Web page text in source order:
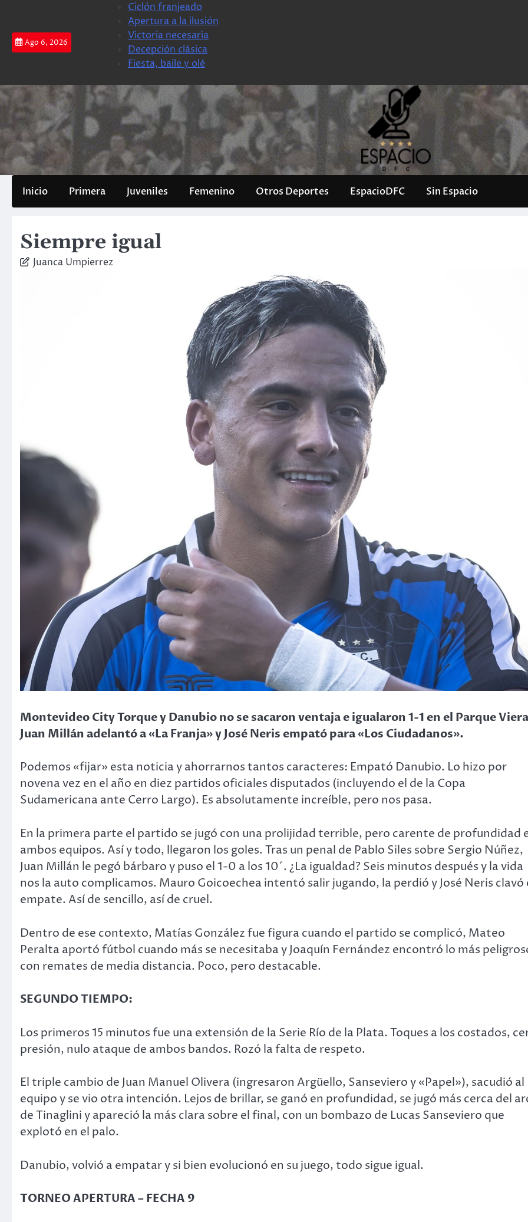
contenido
Ago 6, 2026
Ciclón franjeado
Apertura a la ilusión
Victoria necesaria
Decepción clásica
Fiesta, baile y olé
Inicio Primera Juveniles Femenino Otros Deportes EspacioDFC Sin Espacio
Siempre igual
Juanca Umpierrez
Montevideo City Torque y Danubio no se sacaron ventaja e igualaron 1-1 en el Parque
Juan Millán adelantó a «La Franja» y José Neris empató para «Los Ciudadanos».
Podemos «fijar» esta noticia y ahorrarnos tantos caracteres: Empató Danubio. Lo hizo por
novena vez en el año en diez partidos oficiales disputados (incluyendo el de la Copa
Sudamericana ante Cerro Largo). Es absolutamente increíble, pero nos pasa.
En la primera parte el partido se jugó con una prolijidad terrible, pero carente de profundidad
ambos equipos. Así y todo, llegaron los goles. Tras un penal de Pablo Siles sobre Sergio Núñez,
Juan Millán le pegó bárbaro y puso el 1-0 a los 10´. ¿La igualdad? Seis minutos después y la vida
nos la auto complicamos. Mauro Goicoechea intentó salir jugando, la perdió y José Neris clavó
empate. Así de sencillo, así de cruel.
Dentro de ese contexto, Matías González fue figura cuando el partido se complicó, Mateo
Peralta aportó fútbol cuando más se necesitaba y Joaquín Fernández encontró lo más
con remates de media distancia. Poco, pero destacable.
SEGUNDO TIEMPO:
Los primeros 15 minutos fue una extensión de la Serie Río de la Plata. Toques a los costados,
presión, nulo ataque de ambos bandos. Rozó la falta de respeto.
El triple cambio de Juan Manuel Olivera (ingresaron Argüello, Sanseviero y «Papel»), sacudió al
equipo y se vio otra intención. Lejos de brillar, se ganó en profundidad, se jugó más cerca del
de Tinaglini y apareció la más clara sobre el final, con un bombazo de Lucas Sanseviero que
explotó en el palo.
Danubio, volvió a empatar y si bien evolucionó en su juego, todo sigue igual.
TORNEO APERTURA – FECHA 9